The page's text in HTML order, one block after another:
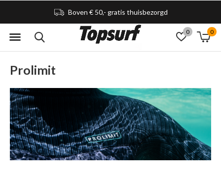
0 0
Boven € 50,- gratis thuisbezorgd
Prolimit